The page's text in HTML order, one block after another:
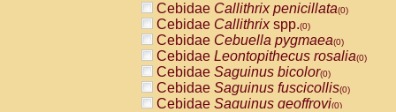
Cebidae Callithrix penicillata(0)
Cebidae Callithrixspp.(0)
Cebidae Cebuella pygmaea(0)
Cebidae Leontopithecus rosalia(0)
Cebidae Saguinus bicolor(0)
Cebidae Saguinus fuscicollis(0)
Cebidae Saguinus geoffroyi(0)